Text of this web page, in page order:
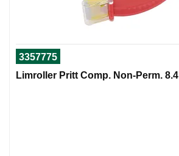
3357775
Limroller Pritt Comp. Non-Perm. 8.4